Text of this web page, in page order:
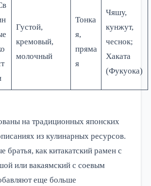
Густой,
кремовый,
молочный
Тонка
я,
пряма
я
Чяшу,
кунжут,
чеснок;
Хаката
(Фукуока)
на традиционных японских
из кулинарных ресурсов.
братья, как китакатский рамен с
или вакаямский с соевым
еще больше